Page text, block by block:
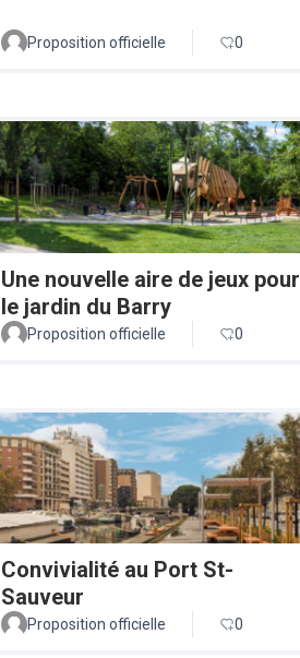
Proposition officielle 0
Une nouvelle aire de jeux pour
le jardin du Barry
Proposition officielle 0
Convivialité au Port St-
Sauveur
Proposition officielle 0